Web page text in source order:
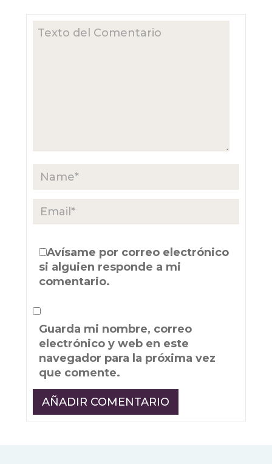
Avísame por correo electrónico
si alguien responde a mi
comentario.
Guarda mi nombre, correo
electrónico y web en este
navegador para la próxima vez
que comente.